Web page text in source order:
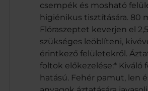
csempék és mosható
higiénikus tisztítására. 80
Flóraszeptet keverjen el
szükséges leöblíteni,
érintkező felületekről.
foltok előkezelése:* Kiváló
hatású. Fehér pamut, len